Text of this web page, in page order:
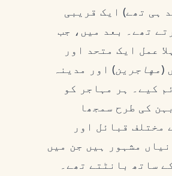
ہی تھے) ایک قریبی
تھے۔ بعد میں، جب
عمل ایک متحد اور
(مهاجرین) اور مدینہ
کیے۔ ہر مہاجر کو
کی طرح سمجھا
مختلف قبائل اور
مشہور ہیں جن میں
ساتھ بانٹتے تھے۔